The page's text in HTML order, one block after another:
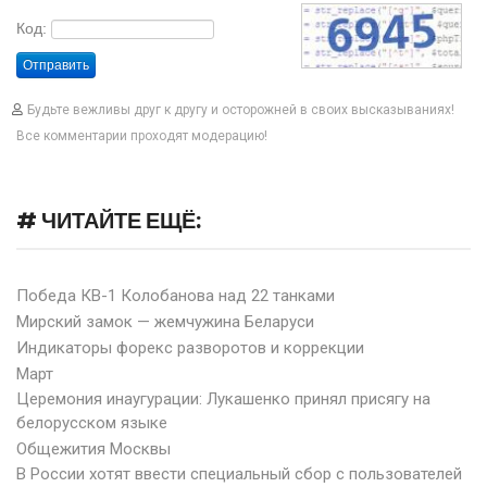
Код:
Отправить
Будьте вежливы друг к другу и осторожней в своих высказываниях!
Все комментарии проходят модерацию!
# ЧИТАЙТЕ ЕЩЁ:
Победа КВ-1 Колобанова над 22 танками
Мирский замок — жемчужина Беларуси
Индикаторы форекс разворотов и коррекции
Март
Церемония инаугурации: Лукашенко принял присягу на
белорусском языке
Общежития Москвы
В России хотят ввести специальный сбор с пользователей